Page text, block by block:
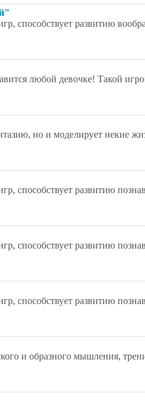
способствует развитию
любой девочке! Такой
но и моделирует некие
способствует развитию
способствует развитию
способствует развитию
и образного мышления,